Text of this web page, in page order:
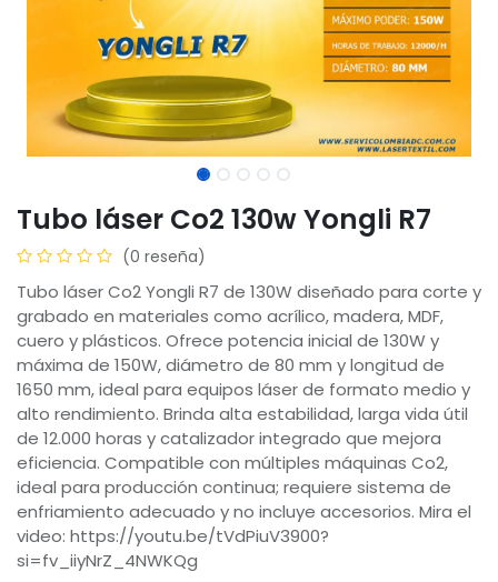
Tubo láser Co2 130w Yongli R7
(0 reseña)
Tubo láser Co2 Yongli R7 de 130W diseñado para corte y
grabado en materiales como acrílico, madera, MDF,
cuero y plásticos. Ofrece potencia inicial de 130W y
máxima de 150W, diámetro de 80 mm y longitud de
1650 mm, ideal para equipos láser de formato medio y
alto rendimiento. Brinda alta estabilidad, larga vida útil
de 12.000 horas y catalizador integrado que mejora
eficiencia. Compatible con múltiples máquinas Co2,
ideal para producción continua; requiere sistema de
enfriamiento adecuado y no incluye accesorios. Mira el
video: https://youtu.be/tVdPiuV3900?
si=fv_iiyNrZ_4NWKQg